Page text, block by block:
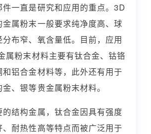
一直是研究和应用的重点。3D
属粉末一般要求纯净度高、球
布窄、氧含量低。目前，应用
属粉末材料主要有钛合金、钴铬
铝合金材料等，此外还有用于
、银等贵金属粉末材料。
结构金属，钛合金因具有强度
、耐热性高等特点而被广泛用于